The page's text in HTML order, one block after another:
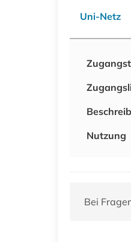
Uni-Netz
Nutzung
Bei